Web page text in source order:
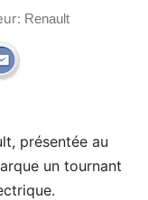
Renault
présentée au
un tournant